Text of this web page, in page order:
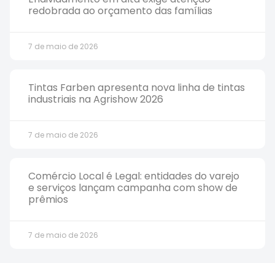
redobrada ao orçamento das famílias
7 de maio de 2026
Tintas Farben apresenta nova linha de tintas
industriais na Agrishow 2026
7 de maio de 2026
Comércio Local é Legal: entidades do varejo
e serviços lançam campanha com show de
prêmios
7 de maio de 2026